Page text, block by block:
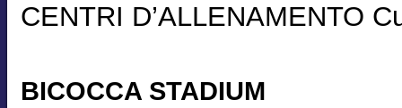
CENTRI D’ALLENAMENTO
BICOCCA STADIUM